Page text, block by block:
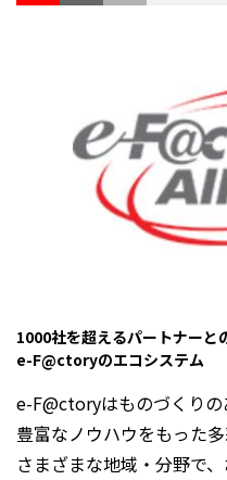
1000社を超えるパートナーと
e-F@ctoryのエコシステム
e-F@ctoryはものづくり
豊富なノウハウをもった
さまざまな地域・分野で